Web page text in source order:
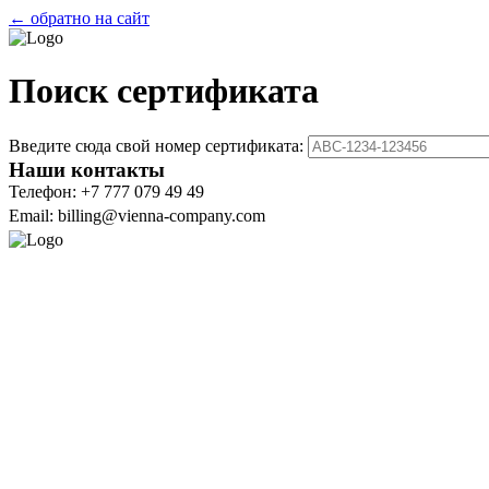
← обратно на сайт
Поиск сертификата
Введите сюда свой номер сертификата:
Наши контакты
Телефон: +7 777 079 49 49
Email: billing@vienna-company.com